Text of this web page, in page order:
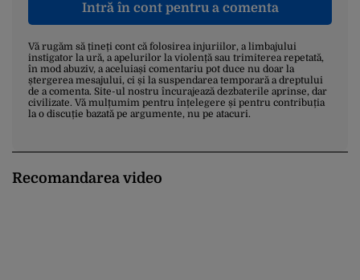
Intră în cont pentru a comenta
Vă rugăm să țineți cont că folosirea injuriilor, a limbajului
instigator la ură, a apelurilor la violență sau trimiterea repetată,
în mod abuziv, a aceluiași comentariu pot duce nu doar la
ștergerea mesajului, ci și la suspendarea temporară a dreptului
de a comenta. Site-ul nostru încurajează dezbaterile aprinse, dar
civilizate. Vă mulțumim pentru înțelegere și pentru contribuția
la o discuție bazată pe argumente, nu pe atacuri.
Recomandarea video